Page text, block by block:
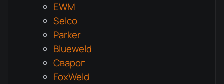
EWM
Selco
Parker
Blueweld
Сварог
FoxWeld